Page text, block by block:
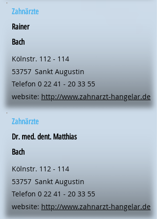
Zahnärzte
Rainer
Bach
Kölnstr. 112 - 114
53757 Sankt Augustin
Telefon 0 22 41 - 20 33 55
website: http://www.zahnarzt-hangelar.de
Zahnärzte
Dr. med. dent. Matthias
Bach
Kölnstr. 112 - 114
53757 Sankt Augustin
Telefon 0 22 41 - 20 33 55
website: http://www.zahnarzt-hangelar.de